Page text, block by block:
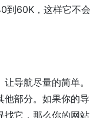
到60K，这样它不会
导航尽量的简单。
他部分。如果你的导
找它，那么你的网站